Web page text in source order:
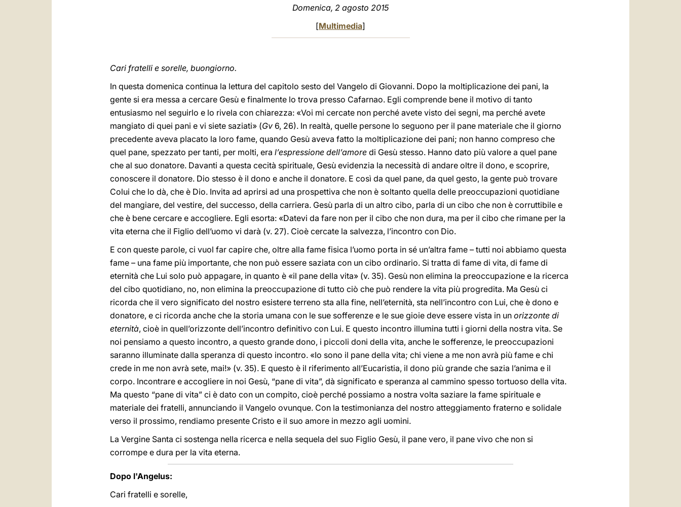
Domenica, 2 agosto 2015
[Multimedia]
Cari fratelli e sorelle, buongiorno.
In questa domenica continua la lettura del capitolo sesto del Vangelo di Giovanni. Dopo la moltiplicazione dei pani, la
gente si era messa a cercare Gesù e finalmente lo trova presso Cafarnao. Egli comprende bene il motivo di tanto
entusiasmo nel seguirlo e lo rivela con chiarezza: «Voi mi cercate non perché avete visto dei segni, ma perché avete
mangiato di quei pani e vi siete saziati» (Gv 6, 26). In realtà, quelle persone lo seguono per il pane materiale che il giorno
precedente aveva placato la loro fame, quando Gesù aveva fatto la moltiplicazione dei pani; non hanno compreso che
quel pane, spezzato per tanti, per molti, era l’espressione dell’amore di Gesù stesso. Hanno dato più valore a quel pane
che al suo donatore. Davanti a questa cecità spirituale, Gesù evidenzia la necessità di andare oltre il dono, e scoprire,
conoscere il donatore. Dio stesso è il dono e anche il donatore. E così da quel pane, da quel gesto, la gente può trovare
Colui che lo dà, che è Dio. Invita ad aprirsi ad una prospettiva che non è soltanto quella delle preoccupazioni quotidiane
del mangiare, del vestire, del successo, della carriera. Gesù parla di un altro cibo, parla di un cibo che non è corruttibile e
che è bene cercare e accogliere. Egli esorta: «Datevi da fare non per il cibo che non dura, ma per il cibo che rimane per la
vita eterna che il Figlio dell’uomo vi darà (v. 27). Cioè cercate la salvezza, l’incontro con Dio.
E con queste parole, ci vuol far capire che, oltre alla fame fisica l’uomo porta in sé un’altra fame – tutti noi abbiamo questa
fame – una fame più importante, che non può essere saziata con un cibo ordinario. Si tratta di fame di vita, di fame di
eternità che Lui solo può appagare, in quanto è «il pane della vita» (v. 35). Gesù non elimina la preoccupazione e la ricerca
del cibo quotidiano, no, non elimina la preoccupazione di tutto ciò che può rendere la vita più progredita. Ma Gesù ci
ricorda che il vero significato del nostro esistere terreno sta alla fine, nell’eternità, sta nell’incontro con Lui, che è dono e
donatore, e ci ricorda anche che la storia umana con le sue sofferenze e le sue gioie deve essere vista in un orizzonte di
eternità, cioè in quell’orizzonte dell’incontro definitivo con Lui. E questo incontro illumina tutti i giorni della nostra vita. Se
noi pensiamo a questo incontro, a questo grande dono, i piccoli doni della vita, anche le sofferenze, le preoccupazioni
saranno illuminate dalla speranza di questo incontro. «Io sono il pane della vita; chi viene a me non avrà più fame e chi
crede in me non avrà sete, mai!» (v. 35). E questo è il riferimento all’Eucaristia, il dono più grande che sazia l’anima e il
corpo. Incontrare e accogliere in noi Gesù, “pane di vita”, dà significato e speranza al cammino spesso tortuoso della vita.
Ma questo “pane di vita” ci è dato con un compito, cioè perché possiamo a nostra volta saziare la fame spirituale e
materiale dei fratelli, annunciando il Vangelo ovunque. Con la testimonianza del nostro atteggiamento fraterno e solidale
verso il prossimo, rendiamo presente Cristo e il suo amore in mezzo agli uomini.
La Vergine Santa ci sostenga nella ricerca e nella sequela del suo Figlio Gesù, il pane vero, il pane vivo che non si
corrompe e dura per la vita eterna.
Dopo l'Angelus:
Cari fratelli e sorelle,